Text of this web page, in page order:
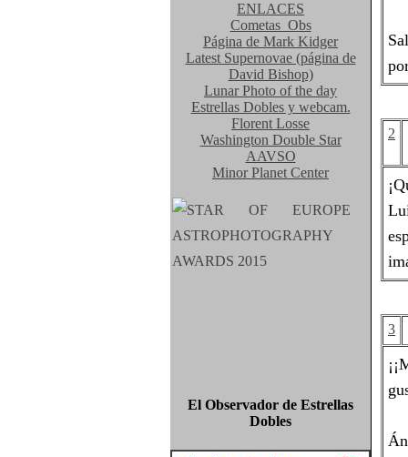
ENLACES
Cometas_Obs
Página de Mark Kidger
Latest Supernovae (página de
David Bishop)
Lunar Photo of the day
Estrellas Dobles y webcam.
Florent Losse
Washington Double Star
AAVSO
Minor Planet Center
El Observador de Estrellas
Dobles
2
3